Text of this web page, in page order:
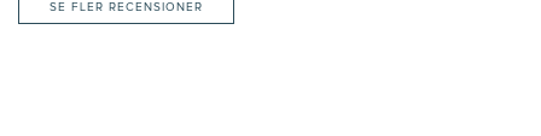
SE FLER RECENSIONER